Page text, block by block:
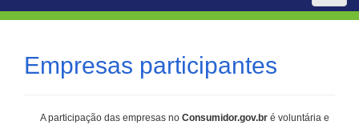
Empresas participantes
A participação das empresas no Consumidor.gov.br é voluntária e